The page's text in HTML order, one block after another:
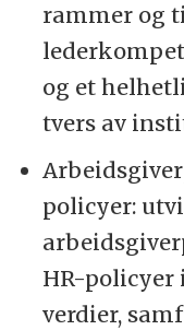
rammer og
og et
tvers av
policyer:
HR-
verdier,